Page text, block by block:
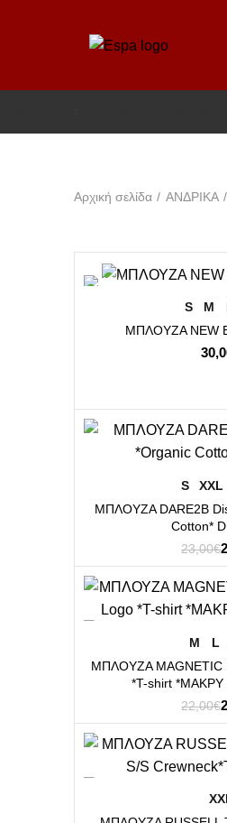
Αρχική σελίδα ΑΝΔΡΙΚΑ
S M
ΜΠΛΟΥΖΑ NEW
S XXL
ΜΠΛΟΥΖΑ DARE2B
Cotton*
23,00€
M L
ΜΠΛΟΥΖΑ MAGNETIC
*T-shirt *ΜΑΚΡΥ
22,00€